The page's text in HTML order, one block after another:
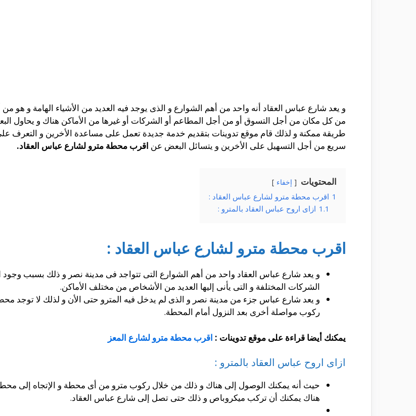
و يعد شارع عباس العقاد أنه واحد من أهم الشوارع و الذى يوجد فيه العديد من الأشياء الهامة و هو
من كل مكان من أجل التسوق أو من أجل المطاعم أو الشركات أو غيرها من الأماكن هناك و يحاول
طريقة ممكنة و لذلك قام موقع تدوينات بتقديم خدمة جديدة تعمل على مساعدة الأخرين و التعرف
سريع من أجل التسهيل على الأخرين و يتسائل البعض عن اقرب محطة مترو لشارع عباس العقاد.
المحتويات إخفاء
1 اقرب محطة مترو لشارع عباس العقاد :
1.1 ازاى اروح عباس العقاد بالمترو :
اقرب محطة مترو لشارع عباس العقاد :
و يعد شارع عباس العقاد واحد من أهم الشوارع التى تتواجد فى مدينة نصر و ذلك بسبب وجود
الشركات المختلفة و التى يأنى إليها العديد من الأشخاص من مختلف الأماكن.
و يعد شارع عباس جزء من مدينة نصر و الذى لم يدخل فيه المترو حتى الأن و لذلك لا توجد
ركوب مواصلة أخرى بعد النزول أمام المحطة.
يمكنك أيضا قراءة على موقع تدوينات : اقرب محطة مترو لشارع المعز
ازاى اروح عباس العقاد بالمترو :
حيث أنه يمكنك الوصول إلى هناك و ذلك من خلال ركوب مترو من أى محطة و الإتجاه إلى
هناك يمكنك أن تركب ميكروباص و ذلك حتى تصل إلى شارع عباس العقاد.